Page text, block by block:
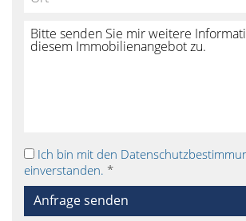
Ich bin mit den
einverstanden. *
Anfrage senden